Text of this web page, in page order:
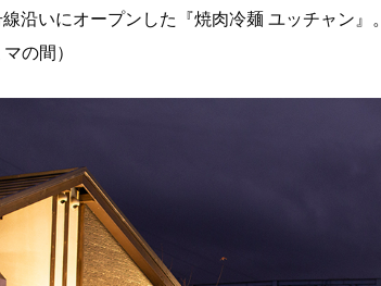
沿いにオープンした『焼肉冷麺 ユッチャン』。
の間）